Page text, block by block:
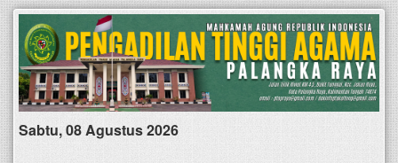
Sabtu, 08 Agustus 2026